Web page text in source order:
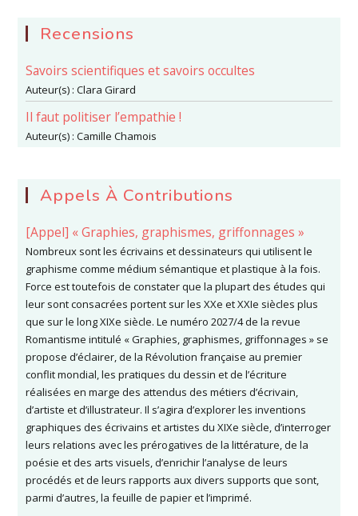
Recensions
Savoirs scientifiques et savoirs occultes
Auteur(s) :Clara Girard
Il faut politiser l’empathie !
Auteur(s) :Camille Chamois
Appels À Contributions
[Appel] « Graphies, graphismes, griffonnages »
Nombreux sont les écrivains et dessinateurs qui utilisent le
graphisme comme médium sémantique et plastique à la fois.
Force est toutefois de constater que la plupart des études qui
leur sont consacrées portent sur les XXe et XXIe siècles plus
que sur le long XIXe siècle. Le numéro 2027/4 de la revue
Romantisme intitulé « Graphies, graphismes, griffonnages » se
propose d’éclairer, de la Révolution française au premier
conflit mondial, les pratiques du dessin et de l’écriture
réalisées en marge des attendus des métiers d’écrivain,
d’artiste et d’illustrateur. Il s’agira d’explorer les inventions
graphiques des écrivains et artistes du XIXe siècle, d’interroger
leurs relations avec les prérogatives de la littérature, de la
poésie et des arts visuels, d’enrichir l’analyse de leurs
procédés et de leurs rapports aux divers supports que sont,
parmi d’autres, la feuille de papier et l’imprimé.